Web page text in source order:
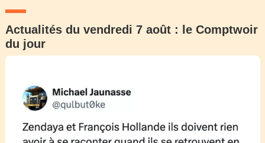
Actualités du vendredi 7 août : le Comptwoir
du jour